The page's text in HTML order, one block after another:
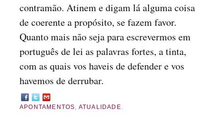
contramão. Atinem e digam lá alguma coisa
de coerente a propósito, se fazem favor.
Quanto mais não seja para escrevermos em
português de lei as palavras fortes, a tinta,
com as quais vos haveis de defender e vos
havemos de derrubar.
APONTAMENTOS, ATUALIDADE.